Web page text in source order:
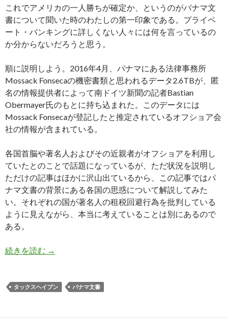
これでアメリカの一人勝ちが確定か、というのがパナマ文
書について聞いた時のわたしの第一印象である。プライベ
ート・バンキングに詳しくない人々には何を言っているの
か分からないだろうと思う。
順に説明しよう。2016年4月、パナマにある法律事務所
Mossack Fonsecaの機密書類と思われるデータ2.6TBが、匿
名の情報提供者によって南ドイツ新聞の記者Bastian
Obermayer氏のもとに持ち込まれた。このデータには
Mossack Fonsecaが登記したと推定されているオフショア会
社の情報が含まれている。
各国首脳や著名人およびその近親者がオフショアを利用し
ていたとのことで話題になっているが、ただ状況を説明し
ただけの記事はほかに沢山出ているから、この記事ではパ
ナマ文書の背景にある各国の思惑について解説してみた
い。それぞれの国が著名人の租税回避行為を批判している
ように見えながら、本当に考えていることは別にあるので
ある。
続きを読む パナマ文書の裏に潜む諸大国の野心: オフショア
→
タックスヘイブン パナマ文書